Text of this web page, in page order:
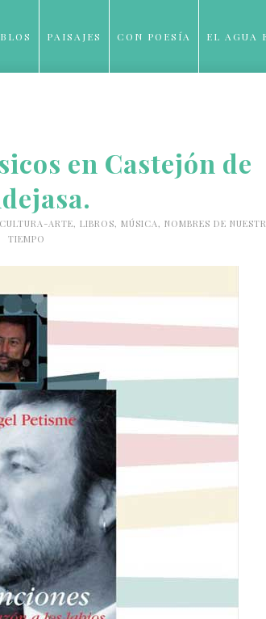
PAISAJES CON POESÍA EL AGUA
en Castejón de
CULTURA-ARTE, LIBROS, MÚSICA, NOMBRES DE
TIEMPO